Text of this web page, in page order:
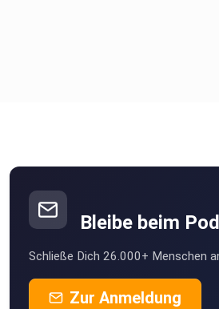
Bleibe beim
Schließe Dich 26.000+ Menschen
Zur Anmeldung